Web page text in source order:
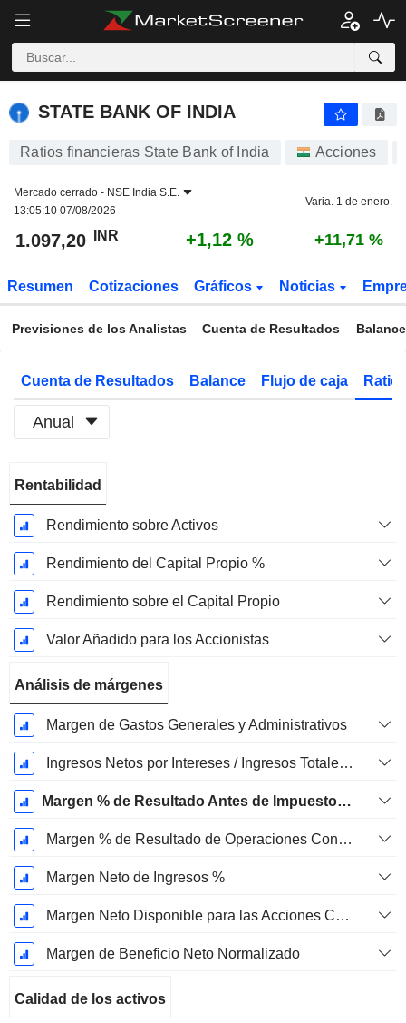
STATE BANK OF INDIA
STATE BANK OF INDIA
Ratios financieras State Bank of India Acciones
Mercado cerrado - NSE India S.E.
13:05:10 07/08/2026
Varia. 1 de enero.
1.097,20 INR +1,12 % +11,71 %
Resumen Cotizaciones Gráficos Noticias
Previsiones de los Analistas Cuenta de Resultados Balance
Cuenta de Resultados Balance Flujo de caja
Anual
fiscal:
Marzo
Rentabilidad
Rendimiento sobre Activos
Rendimiento del Capital Propio %
Rendimiento sobre el Capital Propio
Valor Añadido para los Accionistas
Análisis de márgenes
Margen de Gastos Generales y Administrativos
Ingresos Netos por Intereses / Ingresos Totales %
Margen % de Resultado Antes de Impuestos Excl. Elementos No Recurrentes
Margen % de Resultado de Operaciones Continuas
Margen Neto de Ingresos %
Margen Neto Disponible para las Acciones Comunes %
Margen de Beneficio Neto Normalizado
Calidad de los activos